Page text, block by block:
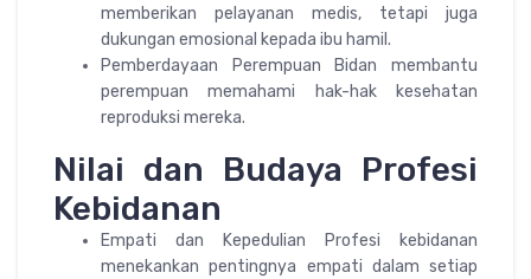
memberikan pelayanan medis, tetapi juga
dukungan emosional kepada ibu hamil.
Pemberdayaan Perempuan Bidan membantu
perempuan memahami hak-hak kesehatan
reproduksi mereka.
Nilai dan Budaya Profesi
Kebidanan
Empati dan Kepedulian Profesi kebidanan
menekankan pentingnya empati dalam setiap